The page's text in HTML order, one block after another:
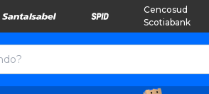
Cencosud
Scotiabank